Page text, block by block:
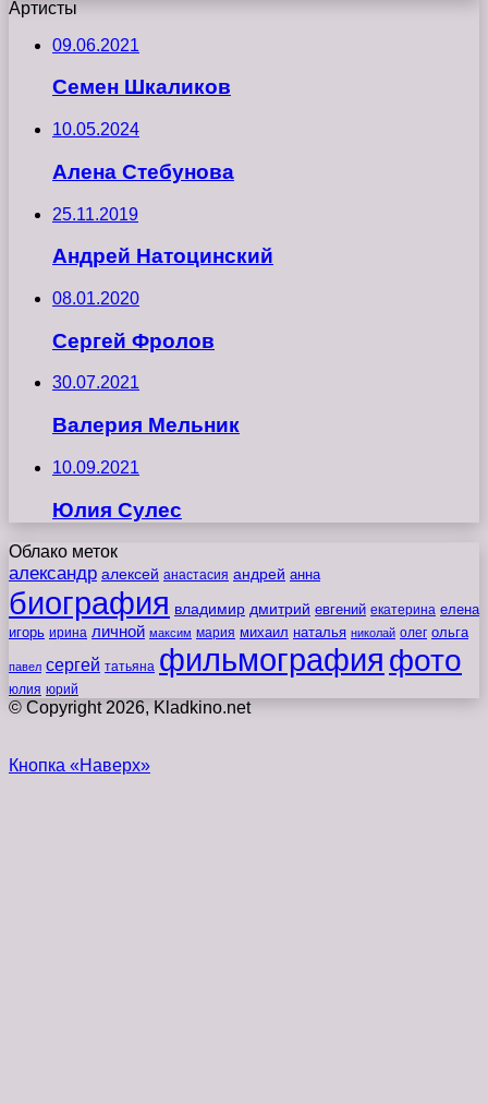
Артисты
09.06.2021
Семен Шкаликов
10.05.2024
Алена Стебунова
25.11.2019
Андрей Натоцинский
08.01.2020
Сергей Фролов
30.07.2021
Валерия Мельник
10.09.2021
Юлия Сулес
Облако меток
александр алексей анастасия андрей анна
биография владимир дмитрий евгений екатерина елена
игорь ирина личной максим мария михаил наталья николай олег ольга
павел сергей татьяна фильмография фото
юлия юрий
© Copyright 2026, Kladkino.net
Кнопка «Наверх»